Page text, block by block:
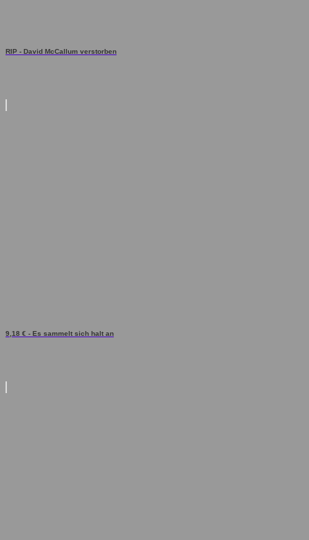
RIP - David McCallum verstorben
9,18 € - Es sammelt sich halt an